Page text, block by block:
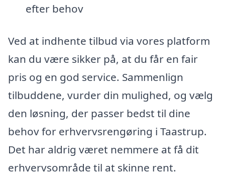
efter behov
Ved at indhente tilbud via vores platform
kan du være sikker på, at du får en fair
pris og en god service. Sammenlign
tilbuddene, vurder din mulighed, og vælg
den løsning, der passer bedst til dine
behov for erhvervsrengøring i Taastrup.
Det har aldrig været nemmere at få dit
erhvervsområde til at skinne rent.